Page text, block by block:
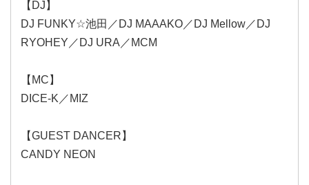
【DJ】
DJ FUNKY☆池田／DJ MAAAKO／DJ Mellow／DJ
RYOHEY／DJ URA／MCM
【MC】
DICE-K／MIZ
【GUEST DANCER】
CANDY NEON